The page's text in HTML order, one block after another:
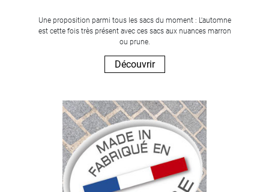
Une proposition parmi tous les sacs du moment : L'automne
est cette fois très présent avec ces sacs aux nuances marron
ou prune.
Découvrir